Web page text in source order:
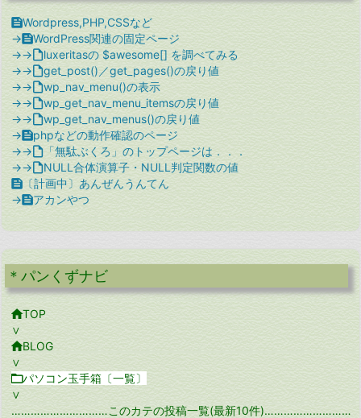
Wordpress,PHP,CSSなど
→WordPress関連の固定ページ
→→luxeritasの $awesome[] を調べてみる
→→get_post()／get_pages()の戻り値
→→wp_nav_menu()の表示
→→wp_get_nav_menu_itemsの戻り値
→→wp_get_nav_menus()の戻り値
→phpなどの動作確認のページ
→→ 「無駄ぶくろ」のトップページは．．．
→→NULL合体演算子・NULL判定関数の値
 〔計画中〕あんぜんうんてん
→アカンやつ
＊パンくずナビ
TOP
∨
BLOG
∨
パソコン玉手箱〔一覧〕
∨
…………………………このカテの投稿一覧(最新10件)…………………………